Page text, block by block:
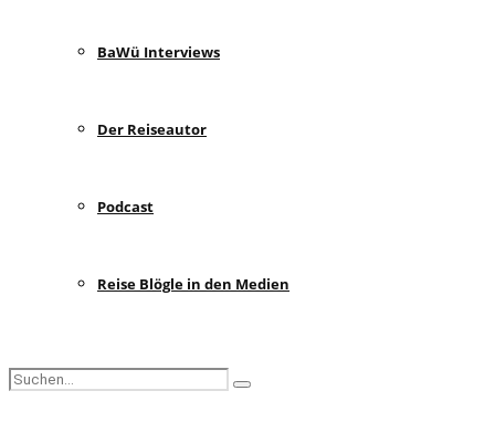
BaWü Interviews
Der Reiseautor
Podcast
Reise Blögle in den Medien
Search
Search